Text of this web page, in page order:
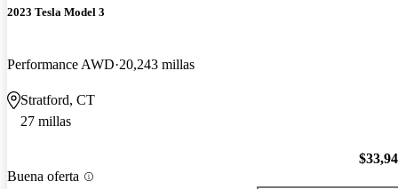
2023 Tesla Model 3
Performance AWD 20,243 millas
Stratford, CT
27 millas
Buena oferta